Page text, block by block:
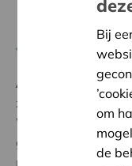
Een té
Terug naar
Ambitie:
Een
zonder drempels
Wij kregen steun
gek leeshuisje voor
multifunctioneel
Bij
om
de